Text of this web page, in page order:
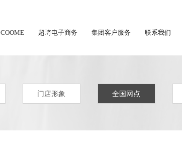
COOME 超琦电子商务 集团客户服务 联系我们
门店形象 全国网点